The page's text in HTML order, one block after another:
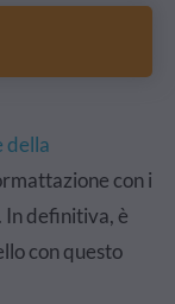
della
con i
In definitiva, è
con questo